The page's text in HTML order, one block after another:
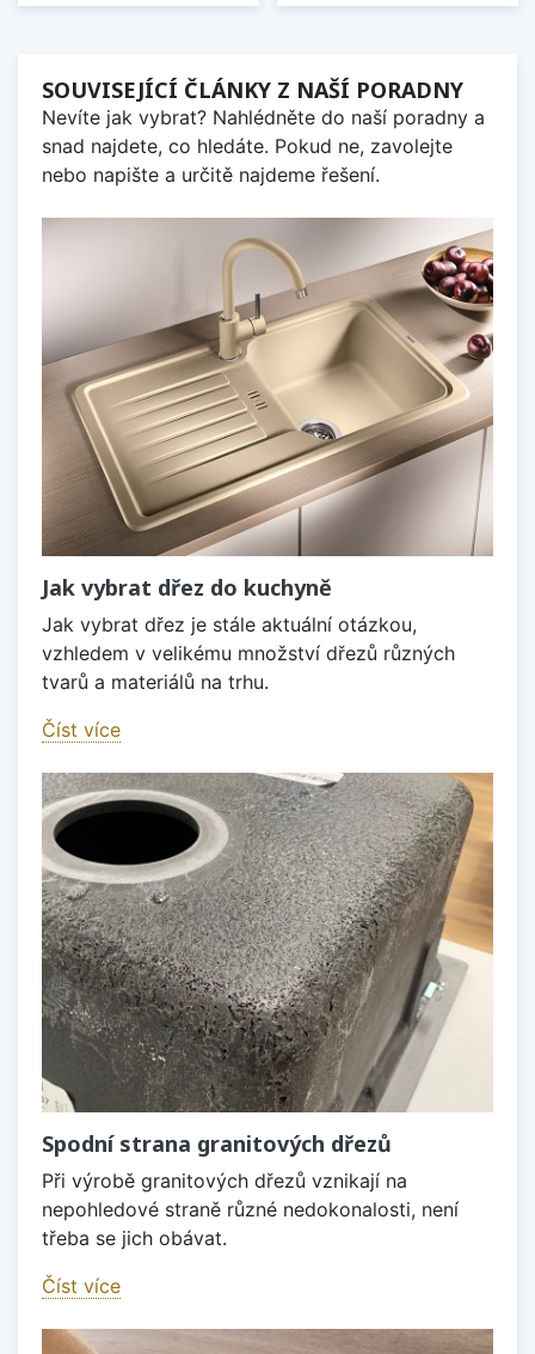
SOUVISEJÍCÍ ČLÁNKY Z NAŠÍ PORADNY
Nevíte jak vybrat? Nahlédněte do naší poradny a
snad najdete, co hledáte. Pokud ne, zavolejte
nebo napište a určitě najdeme řešení.
Jak vybrat dřez do kuchyně
Jak vybrat dřez je stále aktuální otázkou,
vzhledem v velikému množství dřezů různých
tvarů a materiálů na trhu.
Číst více
Spodní strana granitových dřezů
Při výrobě granitových dřezů vznikají na
nepohledové straně různé nedokonalosti, není
třeba se jich obávat.
Číst více